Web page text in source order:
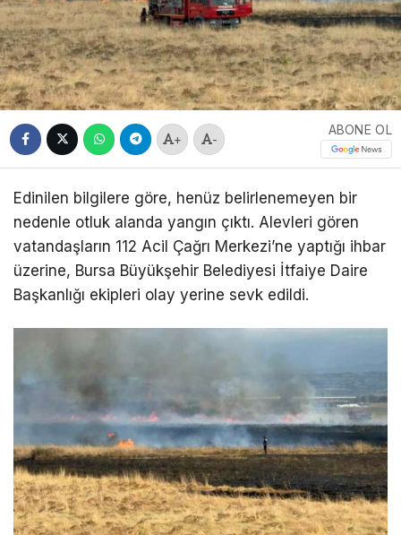
+ -
ABONE OL
Edinilen bilgilere göre, henüz belirlenemeyen bir
nedenle otluk alanda yangın çıktı. Alevleri gören
vatandaşların 112 Acil Çağrı Merkezi’ne yaptığı ihbar
üzerine, Bursa Büyükşehir Belediyesi İtfaiye Daire
Başkanlığı ekipleri olay yerine sevk edildi.